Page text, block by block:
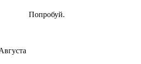
Попробуй.